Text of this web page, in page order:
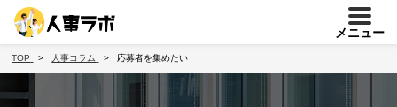
メニュー
TOP 人事コラム 応募者を集めたい